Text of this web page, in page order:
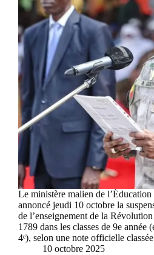
Le ministère malien de l’Éducation
annoncé jeudi 10 octobre la
de l’enseignement de la
1789 dans les classes de 9e année
4ᵉ), selon une note officielle
10 octobre 2025